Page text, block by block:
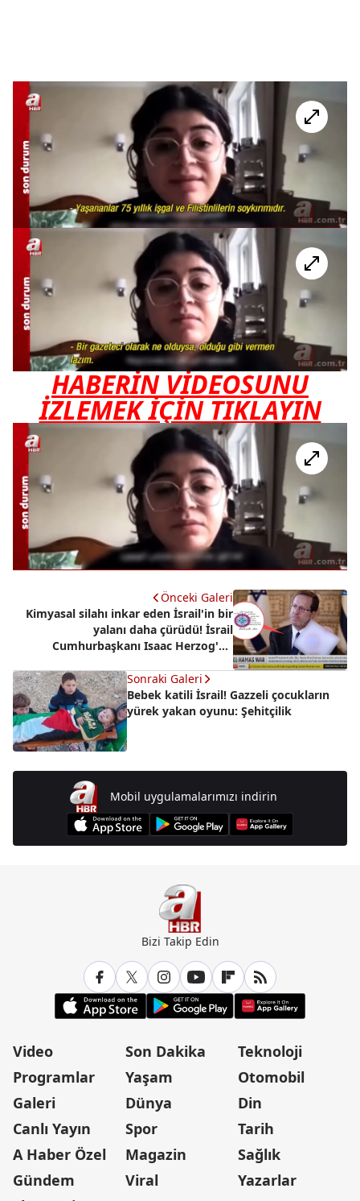
HABERİN VİDEOSUNU
İZLEMEK İÇİN TIKLAYIN
Önceki Galeri
Kimyasal silahı inkar eden İsrail'in bir
yalanı daha çürüdü! İsrail
Cumhurbaşkanı Isaac Herzog'un
Sonraki Galeri
Bebek katili İsrail! Gazzeli çocukların
yürek yakan oyunu: Şehitçilik
Mobil uygulamalarımızı indirin
Bizi Takip Edin
Video
Programlar
Galeri
Canlı Yayın
A Haber Özel
Gündem
Son Dakika
Yaşam
Dünya
Spor
Magazin
Viral
Teknoloji
Otomobil
Din
Tarih
Sağlık
Yazarlar